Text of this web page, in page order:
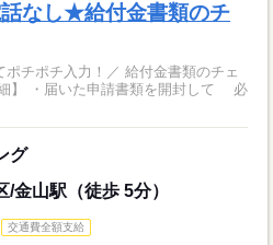
話なし★給付金書類のチ
チポチ入力！／ 給付金書類のチェ
グ
金山駅（徒歩 5分）
交通費全額支給